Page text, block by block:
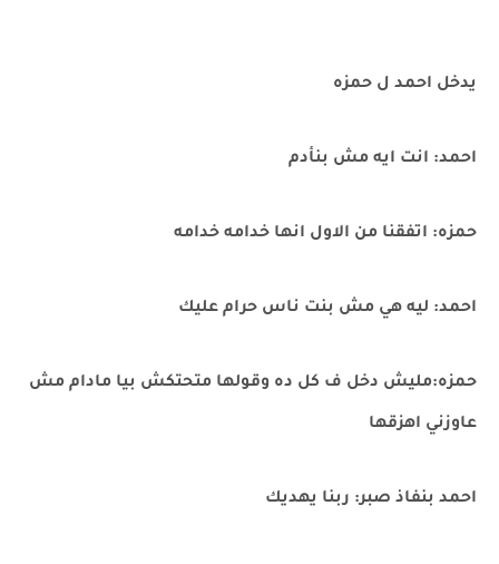
يدخل احمد ل حمزه
احمد: انت ايه مش بنأدم
حمزه: اتفقنا من الاول انها خدامه خدامه
احمد: ليه هي مش بنت ناس حرام عليك
حمزه:مليش دخل ف كل ده وقولها متحتكش بيا مادام مش
عاوزني اهزقها
احمد بنفاذ صبر: ربنا يهديك